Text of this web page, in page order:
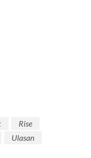
Rise
Ulasan